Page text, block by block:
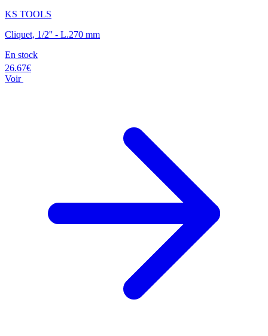
KS TOOLS
Cliquet, 1/2'' - L.270 mm
En stock
26.67€
Voir